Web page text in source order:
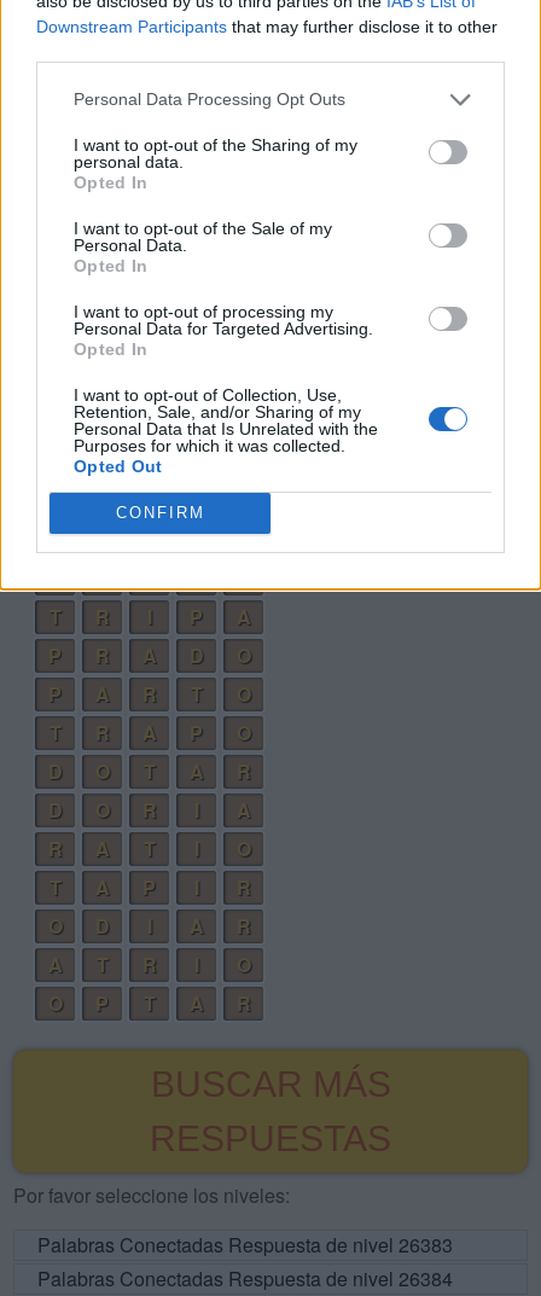
Downstream Participants that may further disclose it to other
Personal Data Processing Opt Outs
I want to opt-out of the Sharing of my
personal data.
Opted In
I want to opt-out of the Sale of my
Personal Data.
Opted In
I want to opt-out of processing my
Personal Data for Targeted Advertising.
Opted In
I want to opt-out of Collection, Use,
Retention, Sale, and/or Sharing of my
Personal Data that Is Unrelated with the
Purposes for which it was collected.
Opted Out
CONFIRM
T
O A
D
I T
O
T R
A
D
R D
O
P
P T
O
P T
O
A R D
O
O D
R
A D I
O
T
R O P
A
T
R I P
A
P
R A D
O
P
A R T
O
T
R A P
O
D
O T A
R
D
O R
A
R
A T
O
T
A P
R
O
D A
R
A
T R
O
O
P T A R
BUSCAR MÁS
RESPUESTAS
Por favor seleccione los niveles:
Palabras Conectadas Respuesta de nivel 26383
Palabras Conectadas Respuesta de nivel 26384